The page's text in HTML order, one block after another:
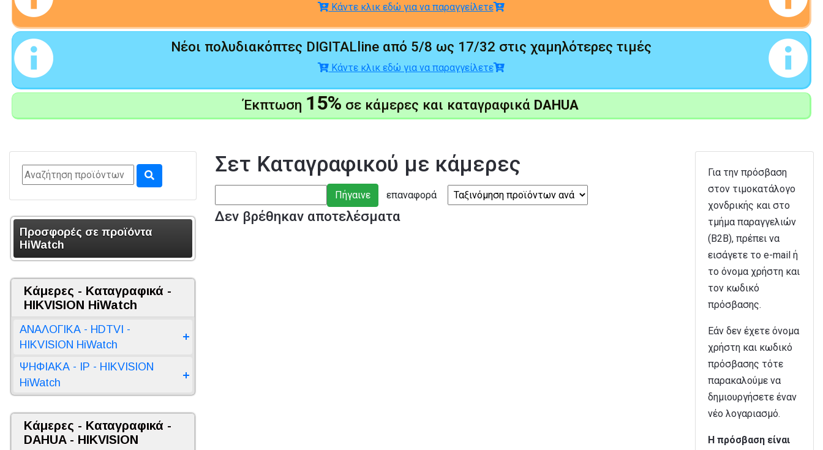
Κάντε κλικ εδώ για να παραγγείλετε
Νέοι πολυδιακόπτες DIGITALline από 5/8 ως 17/32 στις χαμηλότερες τιμές
Κάντε κλικ εδώ για να παραγγείλετε
Έκπτωση 15% σε κάμερες και καταγραφικά DAHUA
Προσφορές σε προϊόντα
HiWatch
Κάμερες - Καταγραφικά -
HIKVISION HiWatch
ΑΝΑΛΟΓΙΚΑ - HDTVI -
HIKVISION HiWatch
ΨΗΦΙΑΚΑ - IP - HIKVISION
HiWatch
Κάμερες - Καταγραφικά -
DAHUA - HIKVISION
Σετ Καταγραφικού με κάμερες
Δεν βρέθηκαν αποτελέσματα
Για την πρόσβαση
στον τιμοκατάλογο
χονδρικής και στο
τμήμα παραγγελιών
(B2B), πρέπει να
εισάγετε το e-mail ή
το όνομα χρήστη και
τον κωδικό
πρόσβασης.
Εάν δεν έχετε όνομα
χρήστη και κωδικό
πρόσβασης τότε
παρακαλούμε να
δημιουργήσετε έναν
νέο λογαριασμό.
Η πρόσβαση είναι